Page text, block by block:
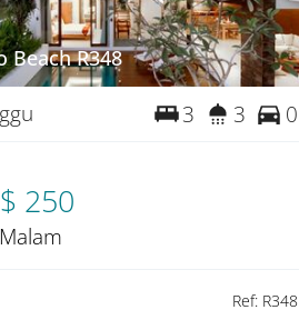
Beach R348
3 3 0
250
Ref: R348